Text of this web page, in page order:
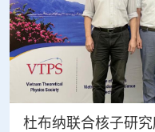
杜布纳联合核子研